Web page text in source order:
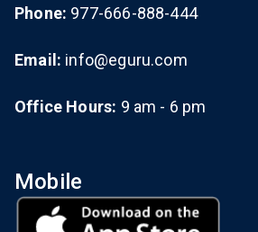
Phone: 977-666-888-444
Email: info@eguru.com
Office Hours: 9 am - 6 pm
Mobile